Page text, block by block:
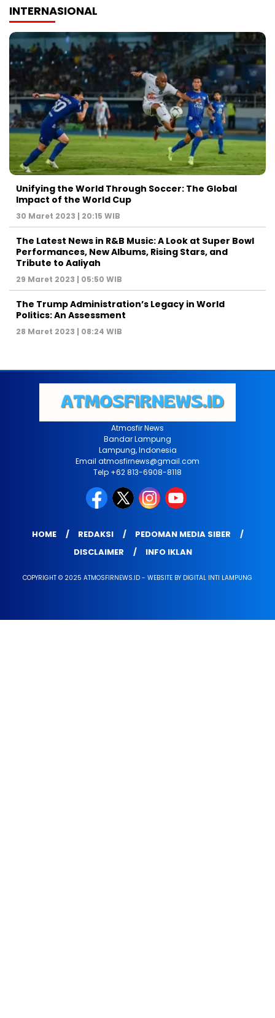
INTERNASIONAL
Unifying the World Through Soccer: The Global
Impact of the World Cup
30 Maret 2023 | 20:15 WIB
The Latest News in R&B Music: A Look at Super Bowl
Performances, New Albums, Rising Stars, and
Tribute to Aaliyah
29 Maret 2023 | 05:50 WIB
The Trump Administration’s Legacy in World
Politics: An Assessment
28 Maret 2023 | 08:24 WIB
Atmosfir News
Bandar Lampung
Lampung, Indonesia
Email atmosfirnews@gmail.com
Telp +62 813-6908-8118
HOME REDAKSI
PEDOMAN MEDIA SIBER
DISCLAIMER
INFO IKLAN
COPYRIGHT © 2025 ATMOSFIRNEWS.ID - WEBSITE BY DIGITAL INTI LAMPUNG